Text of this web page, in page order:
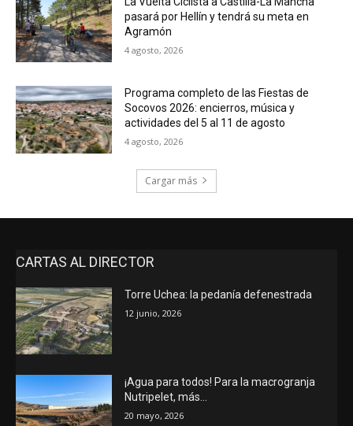
pasará por Hellín y tendrá su meta en
Agramón
4 agosto, 2026
Programa completo de las Fiestas de
Socovos 2026: encierros, música y
actividades del 5 al 11 de agosto
4 agosto, 2026
Cargar más
CARTAS AL DIRECTOR
Torre Uchea: la pedanía defenestrada
12 junio, 2026
¡Agua para todos! Para la macrogranja
Nutripelet, más…
20 mayo, 2026